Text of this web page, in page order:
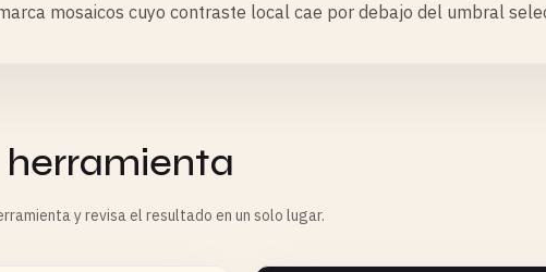
mosaicos cuyo contraste local cae por debajo del umbral
y revisa el resultado en un solo lugar.